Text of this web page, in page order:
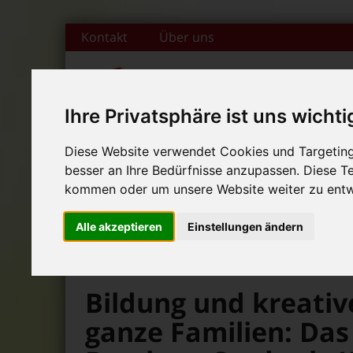
Ihre Privatsphäre ist uns
Diese Website verwendet Cookies und
besser an Ihre Bedürfnisse anzupassen. Diese
kommen oder um unsere Website weiter zu
Alle akzeptieren Einstellungen ändern
Zum Inhalt springen
Kontakt Über uns
Start Magazin Themen
News-Ticker:
+++ Leolingo:
Bildung und
ganze Familien: